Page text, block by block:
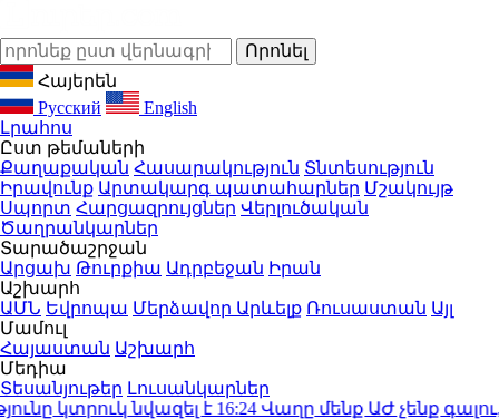
Հայերեն
Русский
English
Լրահոս
Ըստ թեմաների
Քաղաքական Հասարակություն Տնտեսություն
Իրավունք Արտակարգ պատահարներ Մշակույթ
Սպորտ Հարցազրույցներ Վերլուծական
Ծաղրանկարներ
Տարածաշրջան
Արցախ Թուրքիա Ադրբեջան Իրան
Աշխարհ
ԱՄՆ Եվրոպա Մերձավոր Արևելք Ռուսաստան Այլ
Մամուլ
Հայաստան Աշխարհ
Մեդիա
Տեսանյութեր Լուսանկարներ
կտրուկ նվազել է16:24Վաղը մենք ԱԺ չենք գալու,